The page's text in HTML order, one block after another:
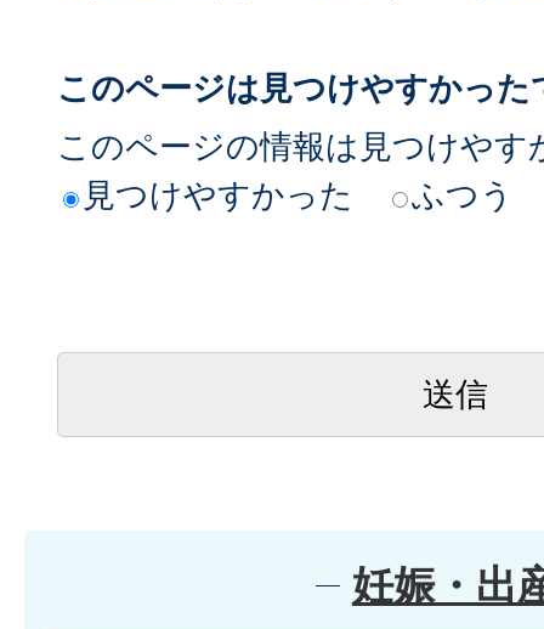
このページは見つけやすかった
このページの情報は見つけやす
見つけやすかった
ふつう
妊娠・出